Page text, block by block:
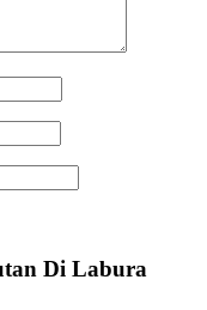
Di Labura